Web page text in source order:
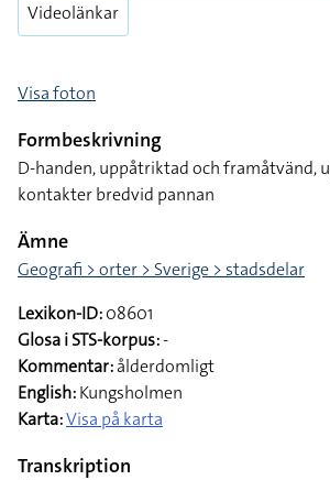
Videolänkar
Visa foton
Formbeskrivning
D-handen, uppåtriktad och framåtvänd,
kontakter bredvid pannan
Ämne
Geografi > orter > Sverige > stadsdelar
Lexikon-ID:08601
Glosa i STS-korpus:-
Kommentar:ålderdomligt
English:Kungsholmen
Karta:Visa på karta
Transkription